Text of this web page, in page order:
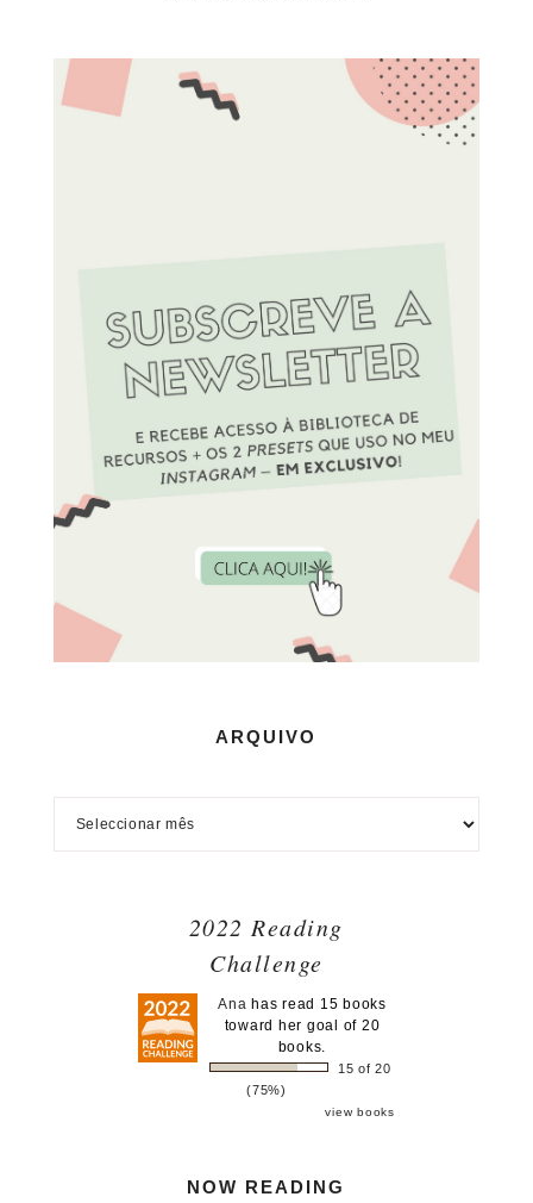
ARQUIVO
2022 Reading
Challenge
Ana has read 15 books
toward her goal of 20
books.
15 of 20
(75%)
view books
NOW READING